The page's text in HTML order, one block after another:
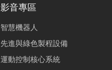
影音專區
智慧機器人
先進與綠色製程設備
運動控制核心系統